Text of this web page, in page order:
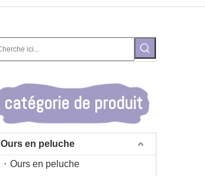
catégorie de produit
Ours en peluche
Ours en peluche